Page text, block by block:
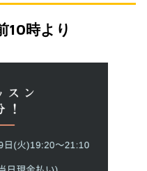
10時より